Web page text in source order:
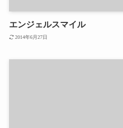
エンジェルスマイル
2014年6月27日